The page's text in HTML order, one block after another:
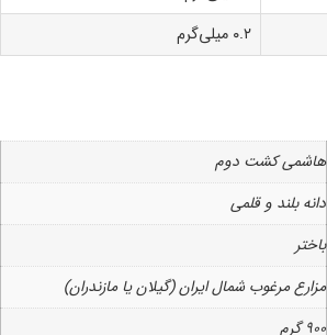
۰.۲ میلی‌گرم
هاشمی کشت دوم
دانه بلند و قلمی
باختر
مزارع مرغوب شمال ایران (گیلان یا مازندران)
900 گرم